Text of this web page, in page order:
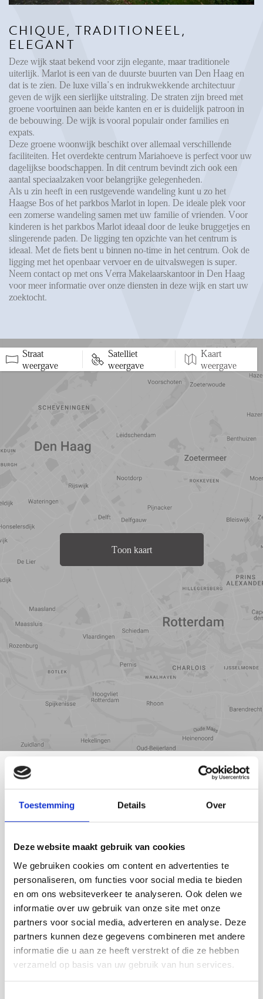
Toestemming Details Over
Deze website maakt gebruik van cookies
We gebruiken cookies om content en advertenties te
personaliseren, om functies voor social media te bieden
en om ons websiteverkeer te analyseren. Ook delen we
informatie over uw gebruik van onze site met onze
partners voor social media, adverteren en analyse. Deze
partners kunnen deze gegevens combineren met andere
informatie die u aan ze heeft verstrekt of die ze hebben
verzameld op basis van uw gebruik van hun services.
CHIQUE, TRADITIONEEL,
ELEGANT
Deze wijk staat bekend voor zijn elegante, maar traditionele
uiterlijk. Marlot is een van de duurste buurten van Den Haag en
dat is te zien. De luxe villa’s en indrukwekkende architectuur
geven de wijk een sierlijke uitstraling. De straten zijn breed met
groene voortuinen aan beide kanten en er is duidelijk patroon in
de bebouwing. De wijk is vooral populair onder families en
expats.
Deze groene woonwijk beschikt over allemaal verschillende
faciliteiten. Het overdekte centrum Mariahoeve is perfect voor uw
dagelijkse boodschappen. In dit centrum bevindt zich ook een
aantal speciaalzaken voor belangrijke gelegenheden.
Als u zin heeft in een rustgevende wandeling kunt u zo het
Haagse Bos of het parkbos Marlot in lopen. De ideale plek voor
een zomerse wandeling samen met uw familie of vrienden. Voor
kinderen is het parkbos Marlot ideaal door de leuke bruggetjes en
slingerende paden. De ligging ten opzichte van het centrum is
ideaal. Met de fiets bent u binnen no-time in het centrum. Ook de
ligging met het openbaar vervoer en de uitvalswegen is super.
Neem contact op met ons Verra Makelaarskantoor in Den Haag
voor meer informatie over onze diensten in deze wijk en start uw
zoektocht.
Straat
weergave
Satelliet
weergave
Kaart
weergave
5 min 10 min 15 min
Voorzieningen
Toon kaart
DEN HAAG
Den Haag
Hillegersberg
Rotterdam